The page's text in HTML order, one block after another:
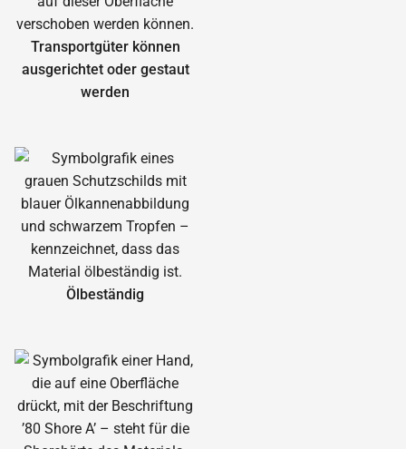
Transportgüter können
ausgerichtet oder gestaut
werden
Ölbeständig